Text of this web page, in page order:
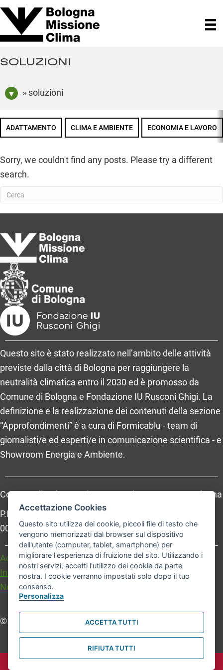
SOLUZIONI
» soluzioni
ADATTAMENTO CLIMA E AMBIENTE ECONOMIA E LAVORO
Sorry, we couldn't find any posts. Please try a different
search.
Questo sito è stato realizzato nell’ambito delle attività
previste dalla città di Bologna per raggiungere la
neutralità climatica entro il 2030 ed è promosso da
Comune di Bologna e Fondazione IU Rusconi Ghigi. La
definizione e la realizzazione dei contenuti della sezione
“Approfondimenti” è a cura di Formicablu - team di
giornalisti/e ed esperti/e in comunicazione scientifica - e
Showroom Energia e Ambiente.
Comune di Bologna, Piazza Maggiore, 6 - 40124 Bologna
P.Iva: 01232710374 - Cod. IBAN: IT 88 R 02008 02435
000020067156
Accessibilità
Carta dei valori
Informativa sul trattamento dei dati personali
Note legali
© Comune di Bologna. Tutti i diritti riservati.
Accettazione Cookies
Questo sito utilizza dei cookie, piccoli file di testo che
vengono memorizzati dal browser sul dispositivo
dell'utente (computer, tablet, smartphone) per
migliorare l'esperienza di fruizione del sito. Utilizzando i
nostri servizi, accetti l'utilizzo dei cookie da parte
nostra. I cookie verranno impostati solo dopo il tuo
consenso.
Personalizza
ACCETTA TUTTI
RIFIUTA TUTTI